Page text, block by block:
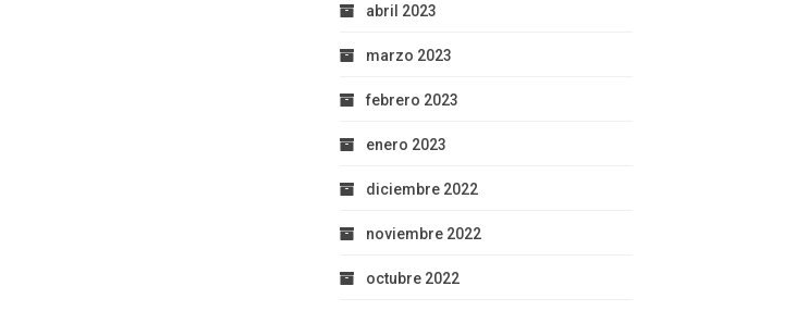
abril 2023
marzo 2023
febrero 2023
enero 2023
diciembre 2022
noviembre 2022
octubre 2022